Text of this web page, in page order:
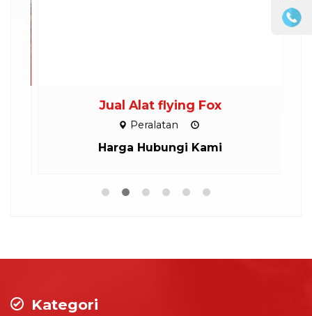
Jual Alat flying Fox
Peralatan
Harga Hubungi Kami
Kategori